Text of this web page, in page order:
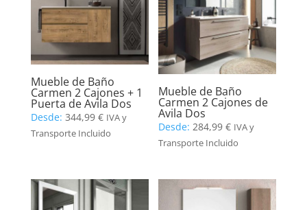
Mueble de Baño
Carmen 2 Cajones + 1
Puerta de Avila Dos
Desde: 344,99 € IVA y
Transporte Incluido
Mueble de Baño
Carmen 2 Cajones de
Avila Dos
Desde:284,99€ IVA y
Transporte Incluido